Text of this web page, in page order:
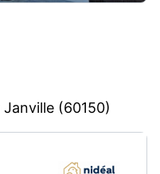
(60150)